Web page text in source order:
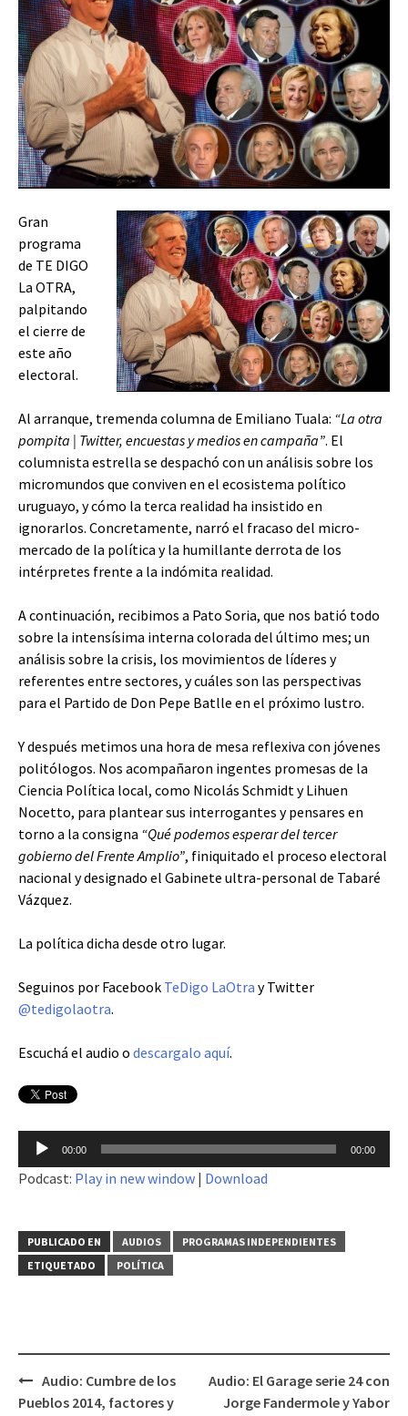
Gran
programa
de TE DIGO
La OTRA,
palpitando
el cierre de
este año
electoral.
Al arranque, tremenda columna de Emiliano Tuala: “La otra
pompita | Twitter, encuestas y medios en campaña”. El
columnista estrella se despachó con un análisis sobre los
micromundos que conviven en el ecosistema político
uruguayo, y cómo la terca realidad ha insistido en
ignorarlos. Concretamente, narró el fracaso del micro-
mercado de la política y la humillante derrota de los
intérpretes frente a la indómita realidad.
A continuación, recibimos a Pato Soria, que nos batió todo
sobre la intensísima interna colorada del último mes; un
análisis sobre la crisis, los movimientos de líderes y
referentes entre sectores, y cuáles son las perspectivas
para el Partido de Don Pepe Batlle en el próximo lustro.
Y después metimos una hora de mesa reflexiva con jóvenes
politólogos. Nos acompañaron ingentes promesas de la
Ciencia Política local, como Nicolás Schmidt y Lihuen
Nocetto, para plantear sus interrogantes y pensares en
torno a la consigna “Qué podemos esperar del tercer
gobierno del Frente Amplio”, finiquitado el proceso electoral
nacional y designado el Gabinete ultra-personal de Tabaré
Vázquez.
La política dicha desde otro lugar.
Seguinos por Facebook TeDigo LaOtra y Twitter
@tedigolaotra.
Escuchá el audio o descargalo aquí.
Reproductor
audio
00:00 00:00
Podcast: Play in new window | Download
PUBLICADO EN AUDIOS
PROGRAMAS INDEPENDIENTES
ETIQUETADO
POLÍTICA
Navegación
Audio: Cumbre de los
Pueblos 2014, factores y
Audio: El Garage serie 24 con
Jorge Fandermole y Yabor